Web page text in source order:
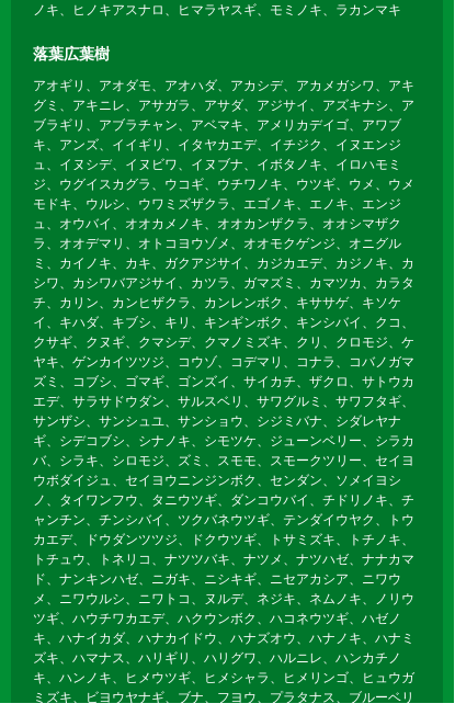
ノキ、ヒノキアスナロ、ヒマラヤスギ、モミノキ、ラカンマキ
落葉広葉樹
アオギリ、アオダモ、アオハダ、アカシデ、アカメガシワ、アキ
グミ、アキニレ、アサガラ、アサダ、アジサイ、アズキナシ、ア
ブラギリ、アブラチャン、アベマキ、アメリカデイゴ、アワブ
キ、アンズ、イイギリ、イタヤカエデ、イチジク、イヌエンジ
ュ、イヌシデ、イヌビワ、イヌブナ、イボタノキ、イロハモミ
ジ、ウグイスカグラ、ウコギ、ウチワノキ、ウツギ、ウメ、ウメ
モドキ、ウルシ、ウワミズザクラ、エゴノキ、エノキ、エンジ
ュ、オウバイ、オオカメノキ、オオカンザクラ、オオシマザク
ラ、オオデマリ、オトコヨウゾメ、オオモクゲンジ、オニグル
ミ、カイノキ、カキ、ガクアジサイ、カジカエデ、カジノキ、カ
シワ、カシワバアジサイ、カツラ、ガマズミ、カマツカ、カラタ
チ、カリン、カンヒザクラ、カンレンボク、キササゲ、キソケ
イ、キハダ、キブシ、キリ、キンギンボク、キンシバイ、クコ、
クサギ、クヌギ、クマシデ、クマノミズキ、クリ、クロモジ、ケ
ヤキ、ゲンカイツツジ、コウゾ、コデマリ、コナラ、コバノガマ
ズミ、コブシ、ゴマギ、ゴンズイ、サイカチ、ザクロ、サトウカ
エデ、サラサドウダン、サルスベリ、サワグルミ、サワフタギ、
サンザシ、サンシュユ、サンショウ、シジミバナ、シダレヤナ
ギ、シデコブシ、シナノキ、シモツケ、ジューンベリー、シラカ
バ、シラキ、シロモジ、ズミ、スモモ、スモークツリー、セイヨ
ウボダイジュ、セイヨウニンジンボク、センダン、ソメイヨシ
ノ、タイワンフウ、タニウツギ、ダンコウバイ、チドリノキ、チ
ャンチン、チンシバイ、ツクバネウツギ、テンダイウヤク、トウ
カエデ、ドウダンツツジ、ドクウツギ、トサミズキ、トチノキ、
トチュウ、トネリコ、ナツツバキ、ナツメ、ナツハゼ、ナナカマ
ド、ナンキンハゼ、ニガキ、ニシキギ、ニセアカシア、ニワウ
メ、ニワウルシ、ニワトコ、ヌルデ、ネジキ、ネムノキ、ノリウ
ツギ、ハウチワカエデ、ハクウンボク、ハコネウツギ、ハゼノ
キ、ハナイカダ、ハナカイドウ、ハナズオウ、ハナノキ、ハナミ
ズキ、ハマナス、ハリギリ、ハリグワ、ハルニレ、ハンカチノ
キ、ハンノキ、ヒメウツギ、ヒメシャラ、ヒメリンゴ、ヒュウガ
ミズキ、ビヨウヤナギ、ブナ、フヨウ、プラタナス、ブルーベリ